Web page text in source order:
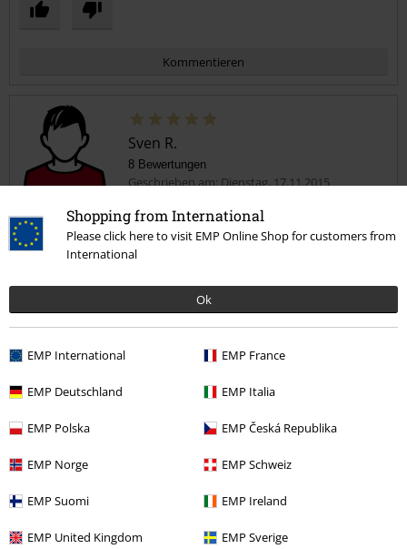
Shopping from International
Please click here to visit EMP Online Shop for customers from
International
Ok
EMP International EMP France
EMP Deutschland EMP Italia
EMP Polska EMP Česká Republika
EMP Norge EMP Schweiz
EMP Suomi EMP Ireland
EMP United Kingdom EMP Sverige
Kommentieren
Kommentar jetzt abschicken!
Sven R.
8 Bewertungen
Geschrieben am: Dienstag, 17.11.2015
Acdc
Sau geil mehr ist nicht zu sagen
War diese Bewertung hilfreich für dich?